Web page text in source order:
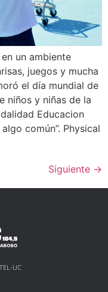
un ambiente
juegos y mucha
el día mundial de
niños y niñas de la
Educacion
común”. Physical
Siguiente →
UC